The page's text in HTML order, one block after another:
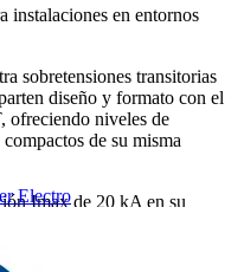
Electro
instalaciones en entornos
sobretensiones transitorias
diseño y formato con el
ofreciendo niveles de
de su misma
Imax de 20 kA en su
versión de protección
extraíble.